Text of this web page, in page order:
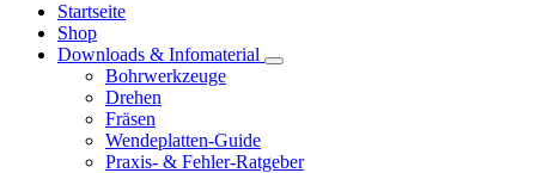
Startseite
Shop
Downloads & Infomaterial
Bohrwerkzeuge
Drehen
Fräsen
Wendeplatten-Guide
Praxis- & Fehler-Ratgeber